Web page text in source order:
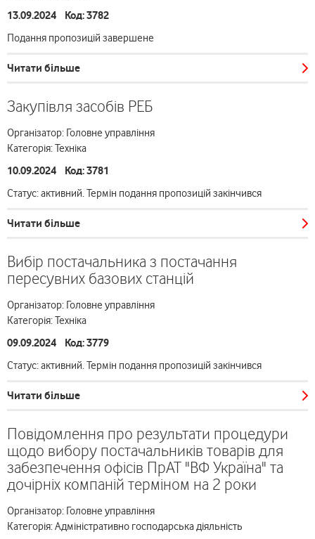
13.09.2024 Код: 3782
Подання пропозицій завершене
Читати більше
Закупівля засобів РЕБ
Організатор: Головне управління
Категорія: Техніка
10.09.2024 Код: 3781
Статус: активний. Термін подання пропозицій закінчився
Читати більше
Вибір постачальника з постачання
пересувних базових станцій
Організатор: Головне управління
Категорія: Техніка
09.09.2024 Код: 3779
Статус: активний. Термін подання пропозицій закінчився
Читати більше
Повідомлення про результати процедури
щодо вибору постачальників товарів для
забезпечення офісів ПрАТ "ВФ Україна" та
дочірніх компаній терміном на 2 роки
Організатор: Головне управління
Категорія: Адміністративно господарська діяльність